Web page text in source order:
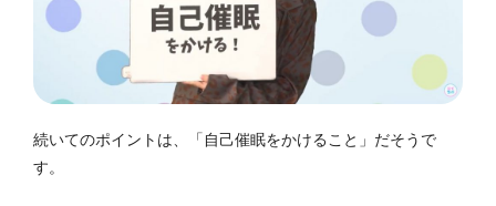
続いてのポイントは、「自己催眠をかけること」だそうで
す。